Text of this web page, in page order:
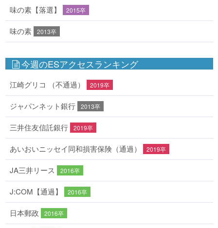
味の素【落選】 2015卒
味の素 2013卒
今週のESアクセスランキング
江崎グリコ （不通過） 2019卒
ジャパンネット銀行 2013卒
三井住友信託銀行 2019卒
あいおいニッセイ同和損害保険（通過） 2019卒
JA三井リース 2016卒
J:COM【通過】 2016卒
日本郵政 2016卒